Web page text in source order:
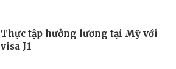
Thực tập hưởng lương tại Mỹ với
visa J1